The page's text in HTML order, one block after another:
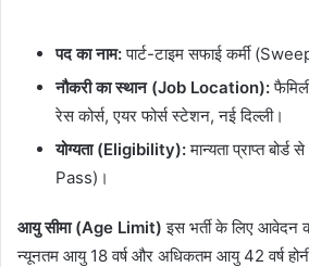
पद का नाम:पार्ट-टाइम सफाई कर्मी
नौकरी का स्थान (Job Location):
रेस कोर्स, एयर फोर्स स्टेशन, नई दिल्ली।
योग्यता (Eligibility):मान्यता प्राप्त बोर्ड
Pass)।
आयु सीमा (Age Limit) इस भर्ती के लिए आवेदन
न्यूनतम आयु 18 वर्ष और अधिकतम आयु 42 वर्ष